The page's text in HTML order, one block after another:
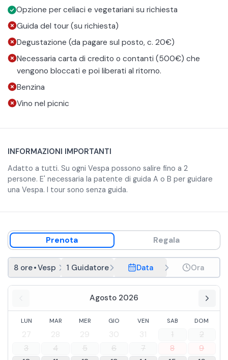
Opzione per celiaci e vegetariani su richiesta
Guida del tour (su richiesta)
Degustazione (da pagare sul posto, c. 20€)
Necessaria carta di credito o contanti (500€) che
vengono bloccati e poi liberati al ritorno.
Benzina
Vino nel picnic
INFORMAZIONI IMPORTANTI
Adatto a tutti. Su ogni Vespa possono salire fino a 2
persone. E' necessaria la patente di guida A o B per guidare
una Vespa. I tour sono senza guida.
Prenota Regala
8 ore•Vespa scooter1 Guidatore, 1 Passeggero
Data Ora
Agosto 2026
LUN MAR MER GIO VEN SAB DOM
27 28 29 30 31 1
2
3
4 5 6 7 8
9